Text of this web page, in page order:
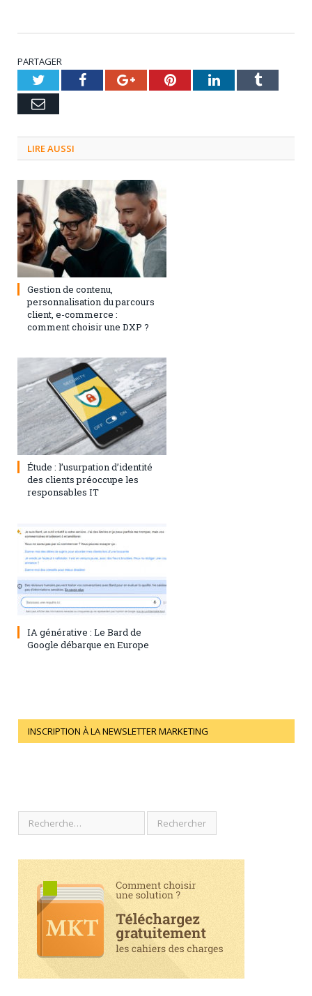
PARTAGER
TwitterFacebookGoogle+PinterestLinkedInTumblr
Email
LIRE AUSSI
3 septembre 2024
Gestion de contenu,
personnalisation du parcours
client, e-commerce :
comment choisir une DXP ?
1 août 2023 0
Étude : l’usurpation d’identité
des clients préoccupe les
responsables IT
28 juillet 2023 0
IA générative : Le Bard de
Google débarque en Europe
INSCRIPTION À LA NEWSLETTER MARKETING